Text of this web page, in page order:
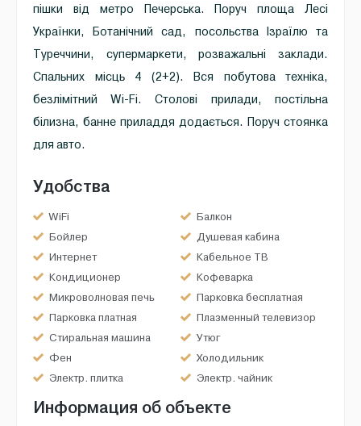
пішки від метро Печерська. Поруч площа Лесі
Українки, Ботанічний сад, посольства Ізраїлю та
Туреччини, супермаркети, розважальні заклади.
Спальних місць 4 (2+2). Вся побутова техніка,
безлімітний Wi-Fi. Столові прилади, постільна
білизна, банне приладдя додається. Поруч стоянка
для авто.
Удобства
WiFi
Балкон
Бойлер
Душевая кабина
Интернет
Кабельное ТВ
Кондиционер
Кофеварка
Микроволновая печь
Парковка бесплатная
Парковка платная
Плазменный телевизор
Стиральная машина
Утюг
Фен
Холодильник
Электр. плитка
Электр. чайник
Информация об объекте